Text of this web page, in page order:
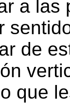
a las
de
que